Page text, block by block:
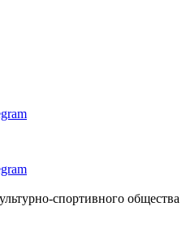
спортивного общества